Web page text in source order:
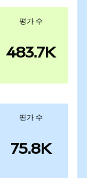
평가 수
483.7K
평가 수
75.8K